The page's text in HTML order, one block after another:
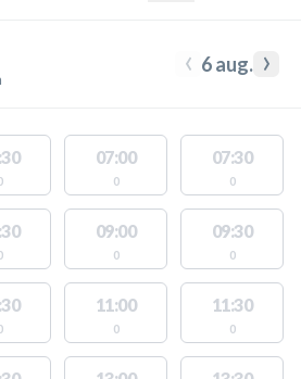
‹ 6 aug. ›
07:00
0
07:30
0
09:00
0
09:30
0
11:00
0
11:30
0